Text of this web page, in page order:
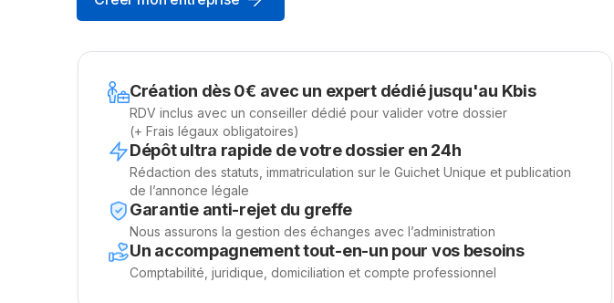
Création dès 0€ avec un expert dédié jusqu'au Kbis
RDV inclus avec un conseiller dédié pour valider votre dossier
(+ Frais légaux obligatoires)
Dépôt ultra rapide de votre dossier en 24h
Rédaction des statuts, immatriculation sur le Guichet Unique et publication
de l’annonce légale
Garantie anti-rejet du greffe
Nous assurons la gestion des échanges avec l’administration
Un accompagnement tout-en-un pour vos besoins
Comptabilité, juridique, domiciliation et compte professionnel